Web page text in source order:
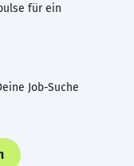
für ein
Job-Suche